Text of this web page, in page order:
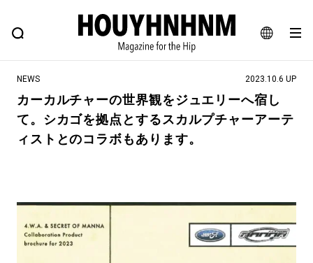
JA
EN
FEATURE BLOG SNAP
ヒップなファッション、カルチャー、ライフスタイルWEBマガジン
#注目のタグ
#NEW VINTAGE #マイナーグッド図鑑
#路地裏てぃーん。 #MONTHLY JOURNAL
#GH 銘品の所以 #フイナムのYouTube
NEWS 2023.10.6 UP
カーカルチャーの世界観をジュエリーへ宿し
て。シカゴを拠点とするスカルプチャーアーテ
ィストとのコラボもあります。